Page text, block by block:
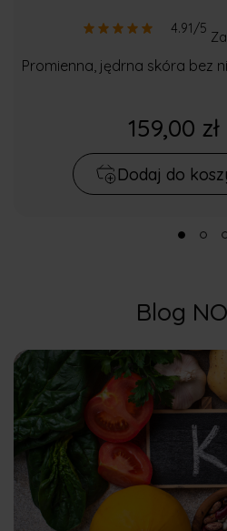
4.91/5
Promienna, jędrna skóra bez
159,00 zł
Dodaj do
Blog